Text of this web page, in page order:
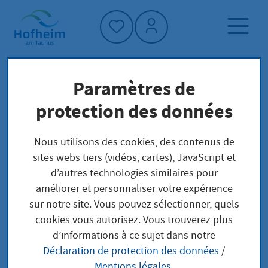
Accueil"
Page d'accueil
Trouver un service
Préoccupations locales
Ausnahmegenehmigung für das Parken als
Handwerker beantragen
Ausnahmegenehmigu
ng für das Parken als
Paramètres de
protection des données
Nous utilisons des cookies, des contenus de
sites webs tiers (vidéos, cartes), JavaScript et
d’autres technologies similaires pour
améliorer et personnaliser votre expérience
sur notre site. Vous pouvez sélectionner, quels
cookies vous autorisez. Vous trouverez plus
d’informations à ce sujet dans notre
Déclaration de protection des données /